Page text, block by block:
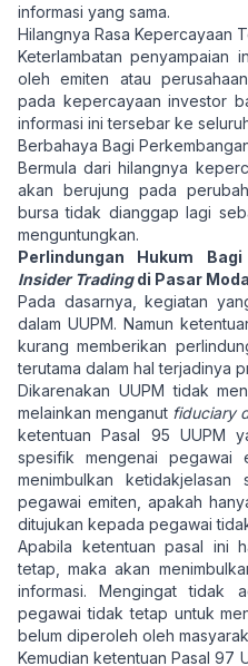
informasi yang sama.
Hilangnya Rasa Kepercayaan
Keterlambatan penyampaian
oleh emiten atau
pada kepercayaan investor
informasi ini tersebar ke
Berbahaya Bagi
Bermula dari hilangnya
akan berujung pada
bursa tidak dianggap lagi
menguntungkan.
Perlindungan Hukum
Insider Tradingdi Pasar
Pada dasarnya, kegiatan
dalam UUPM. Namun
kurang memberikan
terutama dalam hal terjadinya
Dikarenakan UUPM tidak
melainkan menganut fiduciary
ketentuan Pasal 95 UUPM
spesifik mengenai pegawai
menimbulkan
pegawai emiten, apakah
ditujukan kepada pegawai
Apabila ketentuan pasal ini
tetap, maka akan
informasi. Mengingat tidak
pegawai tidak tetap untuk
belum diperoleh oleh
Kemudian ketentuan Pasal 97